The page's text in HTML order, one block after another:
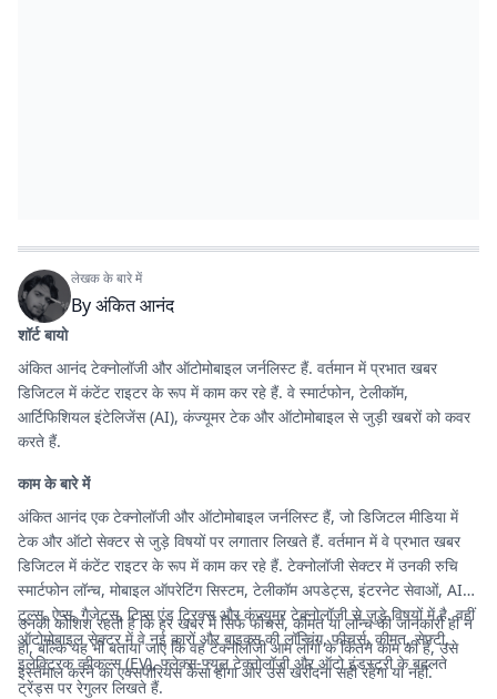
लेखक के बारे में
Byअंकित आनंद
शॉर्ट बायो
अंकित आनंद टेक्नोलॉजी और ऑटोमोबाइल जर्नलिस्ट हैं. वर्तमान में प्रभात खबर
डिजिटल में कंटेंट राइटर के रूप में काम कर रहे हैं. वे स्मार्टफोन, टेलीकॉम,
आर्टिफिशियल इंटेलिजेंस (AI), कंज्यूमर टेक और ऑटोमोबाइल से जुड़ी खबरों को कवर
करते हैं.
काम के बारे में
अंकित आनंद एक टेक्नोलॉजी और ऑटोमोबाइल जर्नलिस्ट हैं, जो डिजिटल मीडिया में
टेक और ऑटो सेक्टर से जुड़े विषयों पर लगातार लिखते हैं. वर्तमान में वे प्रभात खबर
डिजिटल में कंटेंट राइटर के रूप में काम कर रहे हैं. टेक्नोलॉजी सेक्टर में उनकी रुचि
स्मार्टफोन लॉन्च, मोबाइल ऑपरेटिंग सिस्टम, टेलीकॉम अपडेट्स, इंटरनेट सेवाओं, AI
टूल्स, ऐप्स, गैजेट्स, टिप्स एंड ट्रिक्स और कंज्यूमर टेक्नोलॉजी से जुड़े विषयों में है. वहीं
ऑटोमोबाइल सेक्टर में वे नई कारों और बाइक्स की लॉन्चिंग, फीचर्स, कीमत, सेफ्टी,
इलेक्ट्रिक व्हीकल्स (EV), फ्लेक्स-फ्यूल टेक्नोलॉजी और ऑटो इंडस्ट्री के बदलते
ट्रेंड्स पर रेगुलर लिखते हैं.
उनकी कोशिश रहती है कि हर खबर में सिर्फ फीचर्स, कीमत या लॉन्च की जानकारी ही न
हो, बल्कि यह भी बताया जाए कि वह टेक्नोलॉजी आम लोगों के कितने काम की है, उसे
इस्तेमाल करने का एक्सपीरियंस कैसा होगा और उसे खरीदना सही रहेगा या नहीं.